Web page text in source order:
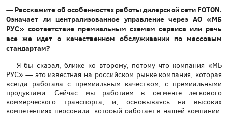
— Расскажите об особенностях работы дилерской сети FOTON.
Означает ли централизованное управление через АО «МБ
РУС» соответствие премиальным схемам сервиса или речь
все же идет о качественном обслуживании по массовым
стандартам?
— Я бы сказал, ближе ко второму, потому что компания «МБ
РУС» — это известная на российском рынке компания, которая
всегда работала с премиальным качеством, с премиальными
продуктами. Сейчас мы работаем в сегменте легкового
коммерческого транспорта, и, основываясь на высоких